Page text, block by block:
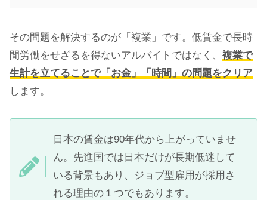
その問題を解決するのが「複業」です。低賃金で長時
間労働をせざるを得ないアルバイトではなく、 複業で
生計を立てることで「お金」「時間」の問題をクリア
します。
日本の賃金は90年代から上がっていませ
ん。先進国では日本だけが長期低迷して
いる背景もあり、ジョブ型雇用が採用さ
れる理由の１つでもあります。